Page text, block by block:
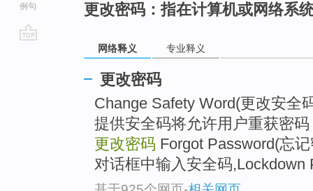
例句
更改密码：指在计算机或网络系
网络释义 专业释义
更改密码
Change Safety Word(更改安全
提供安全码将允许用户重获密码
更改密码 Forgot Password(忘
对话框中输入安全码,Lockdown